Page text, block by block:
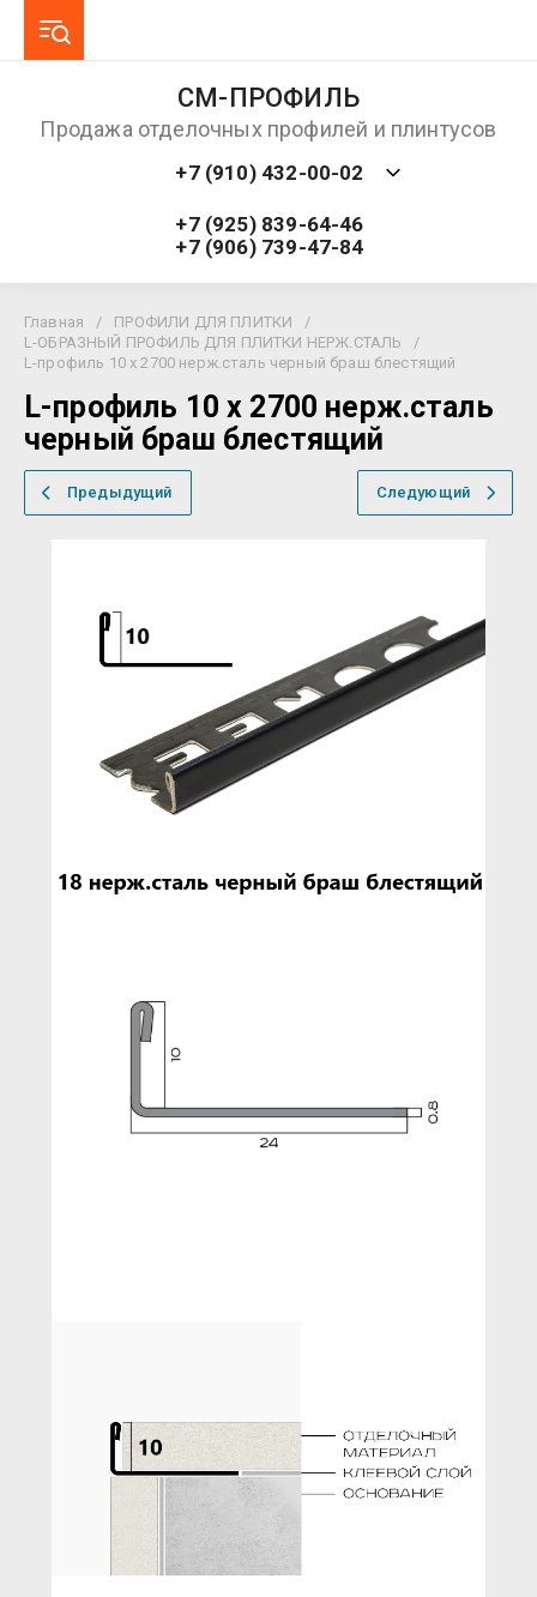
СМ-ПРОФИЛЬ
Продажа отделочных профилей и плинтусов
+7 (910) 432-00-02
+7 (925) 839-64-46
+7 (906) 739-47-84
Главная / ПРОФИЛИ ДЛЯ ПЛИТКИ
/
L-ОБРАЗНЫЙ ПРОФИЛЬ ДЛЯ ПЛИТКИ НЕРЖ.СТАЛЬ
/
L-профиль 10 х 2700 нерж.сталь черный браш блестящий
L-профиль 10 х 2700 нерж.сталь
черный браш блестящий
Предыдущий Следующий